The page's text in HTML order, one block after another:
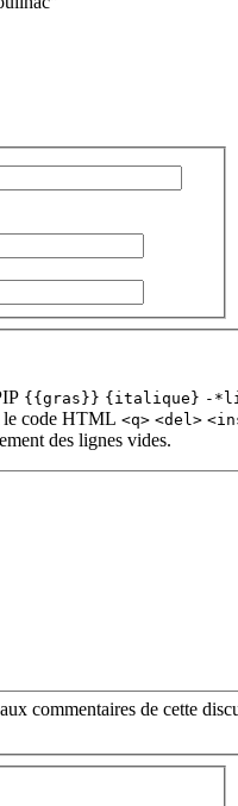
{{gras}} {italique} -
le code HTML <q> <del>
des lignes vides.
commentaires de cette